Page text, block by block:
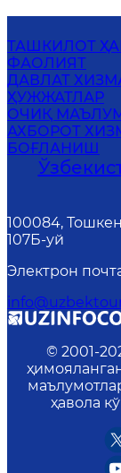
ТАШКИЛОТ
ФАОЛИЯТ
ДАВЛАТ
ҲУЖЖАТЛАР
ОЧИҚ
АХБОРОТ
БОҒЛАНИШ
100084,
107Б-уй
Электрон
© 2001-
ҳавола